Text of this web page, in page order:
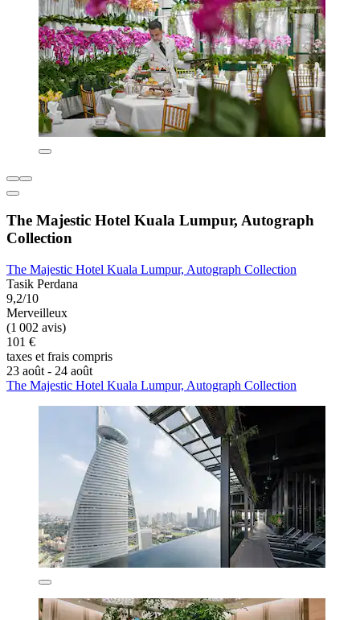
The Majestic Hotel Kuala Lumpur, Autograph
Collection
The Majestic Hotel Kuala Lumpur, Autograph Collection
Tasik Perdana
9,2/10
Merveilleux
(1 002 avis)
101 €
taxes et frais compris
23 août - 24 août
The Majestic Hotel Kuala Lumpur, Autograph Collection